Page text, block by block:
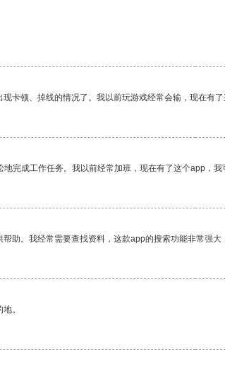
卡顿、掉线的情况了。我以前玩游戏经常会输，现在有
完成工作任务。我以前经常加班，现在有了这个app，我
助。我经常需要查找资料，这款app的搜索功能非常强大
。